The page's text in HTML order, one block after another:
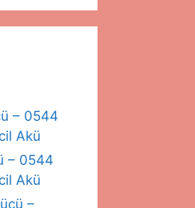
– 0544
Akü
– 0544
Akü
–